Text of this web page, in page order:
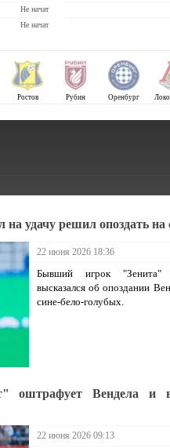
Не начат
Не начат
Ростов Рубин Оренбург
удачу решил опоздать на
22 июня 2026 18:36
Бывший игрок "Зенита"
высказался об опоздании
сине-бело-голубых.
оштрафует Вендела и
22 июня 2026 09:13